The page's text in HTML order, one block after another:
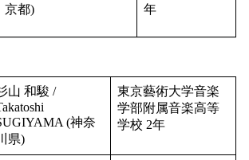
京都)
年
山 和駿 /
(神奈
県)
東京藝術大学音楽
学部附属音楽高等
学校 2年